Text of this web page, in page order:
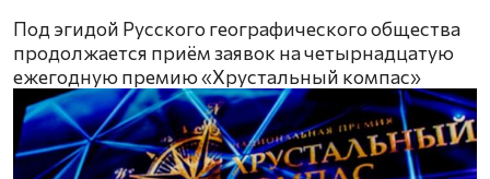
Под эгидой Русского географического общества
продолжается приём заявок на четырнадцатую
ежегодную премию «Хрустальный компас»